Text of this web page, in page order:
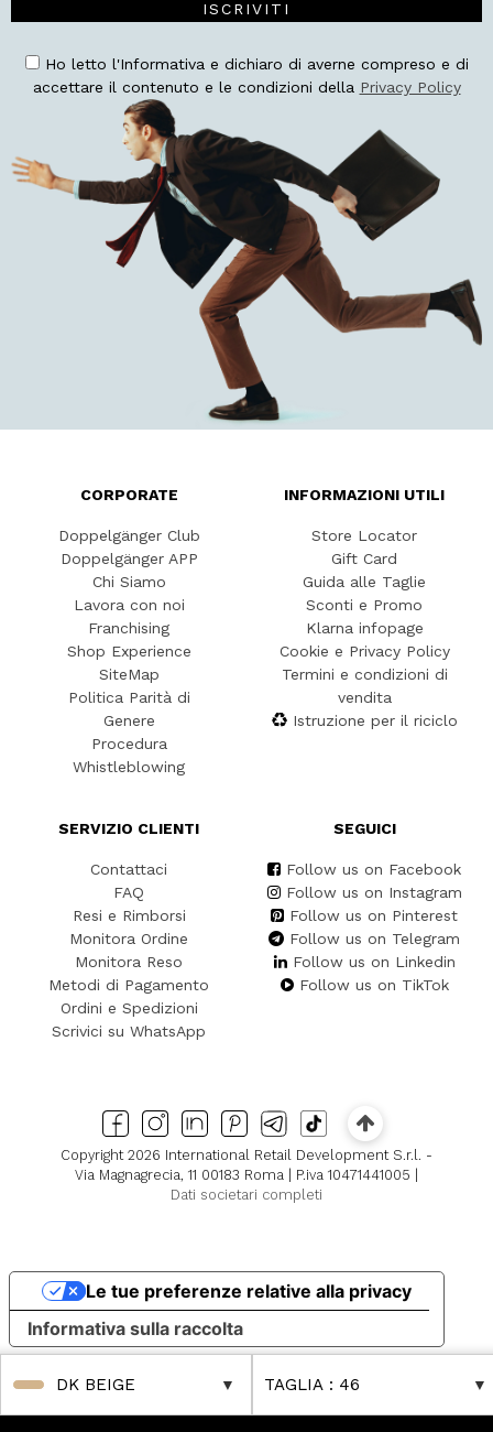
DK BEIGE TAGLIA : 46
ISCRIVITI
Ho letto l'Informativa e dichiaro di averne compreso e di
accettare il contenuto e le condizioni della Privacy Policy
CORPORATE
Doppelgänger Club
Doppelgänger APP
Chi Siamo
Lavora con noi
Franchising
Shop Experience
SiteMap
Politica Parità di
Genere
Procedura
Whistleblowing
INFORMAZIONI UTILI
Store Locator
Gift Card
Guida alle Taglie
Sconti e Promo
Klarna infopage
Cookie e Privacy Policy
Termini e condizioni di
vendita
Istruzione per il riciclo
SERVIZIO CLIENTI
Contattaci
FAQ
Resi e Rimborsi
Monitora Ordine
Monitora Reso
Metodi di Pagamento
Ordini e Spedizioni
Scrivici su WhatsApp
SEGUICI
Follow us on Facebook
Follow us on Instagram
Follow us on Pinterest
Follow us on Telegram
Follow us on Linkedin
Follow us on TikTok
Copyright 2026 International Retail Development S.r.l. -
Via Magnagrecia, 11 00183 Roma | P.iva 10471441005 |
Dati societari completi
Informativa sulla raccolta
Le tue preferenze relative alla privacy